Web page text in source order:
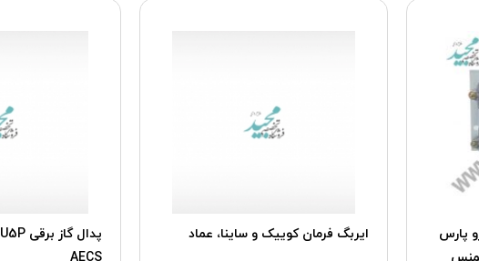
پدال گاز برقی TU5P پژو207 اتوماتیک،
کلید چرخشی ایربگ پژو پارس هفت